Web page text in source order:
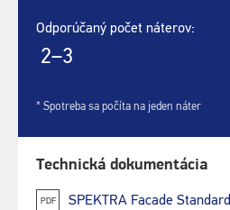
Odporúčaný počet náterov:
2–3
* Spotreba sa počíta na jeden náter
Technická dokumentácia
PDF SPEKTRA Facade Standard